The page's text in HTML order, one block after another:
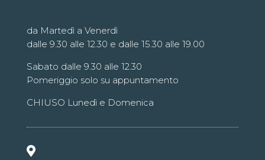
da Martedì a Venerdì
dalle 9.30 alle 12.30 e dalle 15.30 alle 19.00
Sabato dalle 9.30 alle 12.30
Pomeriggio solo su appuntamento
CHIUSO Lunedì e Domenica
